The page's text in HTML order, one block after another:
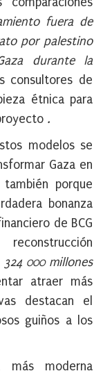
fuera de
por palestino
durante la
consultores de
étnica para
.
modelos se
Gaza en
porque
bonanza
de BCG
000 millones
atraer más
destacan el
guiños a los
moderna